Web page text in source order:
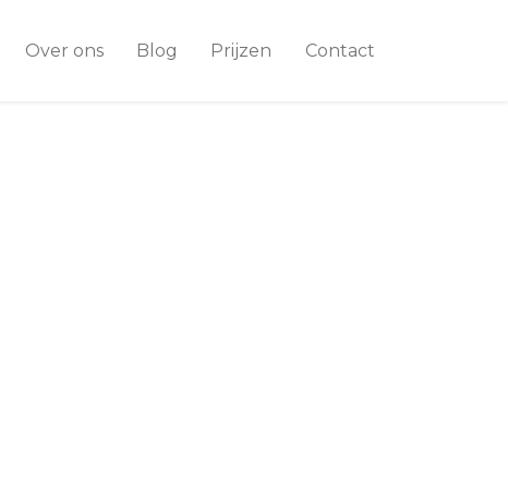
Over ons Blog Prijzen Contact